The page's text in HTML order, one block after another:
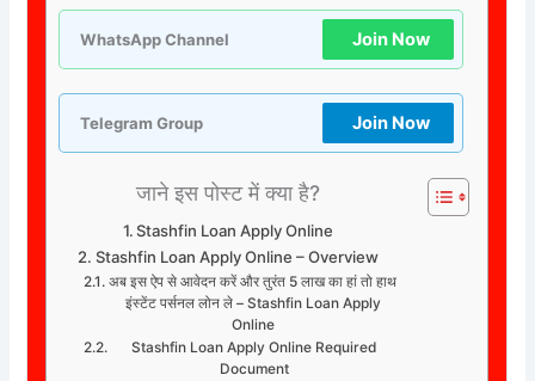
WhatsApp Channel Join Now
Telegram Group Join Now
जाने इस पोस्ट में क्या है?
Stashfin Loan Apply Online
Stashfin Loan Apply Online – Overview
अब इस ऐप से आवेदन करें और तुरंत 5 लाख का हां तो हाथ
इंस्टेंट पर्सनल लोन ले – Stashfin Loan Apply
Online
Stashfin Loan Apply Online Required
Document